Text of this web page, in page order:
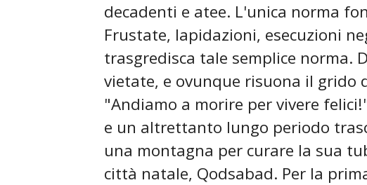
decadenti e atee. L'unica norma
Frustate, lapidazioni, esecuzioni
trasgredisca tale semplice norma.
vietate, e ovunque risuona il grido
"Andiamo a morire per vivere
e un altrettanto lungo periodo
una montagna per curare la sua
città natale, Qodsabad. Per la